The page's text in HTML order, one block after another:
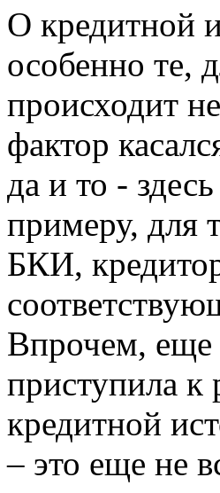
О кредитной
особенно те,
происходит
фактор
да и то -
примеру, для
БКИ,
Впрочем, еще
приступила к
кредитной
– это еще не